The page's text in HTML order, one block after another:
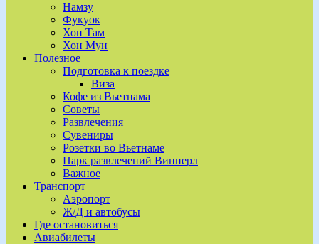
Намзу
Фукуок
Хон Там
Хон Мун
Полезное
Подготовка к поездке
Виза
Кофе из Вьетнама
Советы
Развлечения
Сувениры
Розетки во Вьетнаме
Парк развлечений Винперл
Важное
Транспорт
Аэропорт
Ж/Д и автобусы
Где остановиться
Авиабилеты